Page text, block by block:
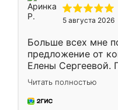
5 августа 2026
Больше всех мне
предложение от
Елены Сергеевой.
короткие сроки
для замера
предложил по
Читать полностью